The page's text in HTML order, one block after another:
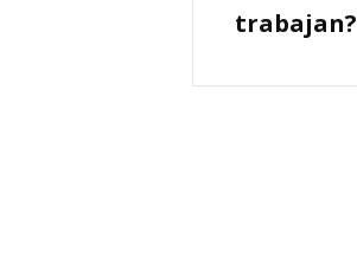
trabajan?